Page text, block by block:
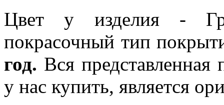
Цвет у изделия -
покрасочный тип
год. Вся
у нас купить, является